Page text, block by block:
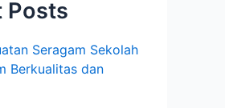
Posts
Seragam Sekolah
Berkualitas dan